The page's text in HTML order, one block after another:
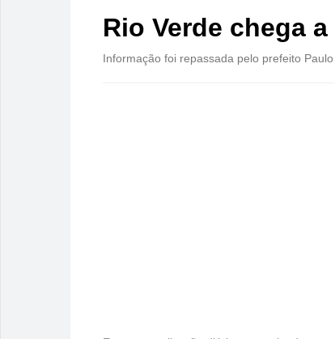
Rio Verde chega
Informação foi repassada pelo prefeito Paulo